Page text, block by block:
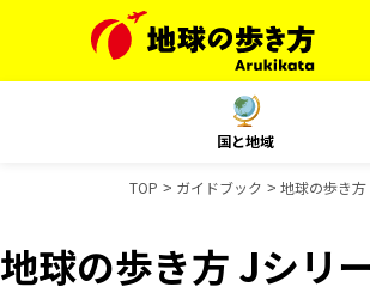
国と地域
TOP ガイドブック 地球の歩き
地球の歩き方 Jシリ